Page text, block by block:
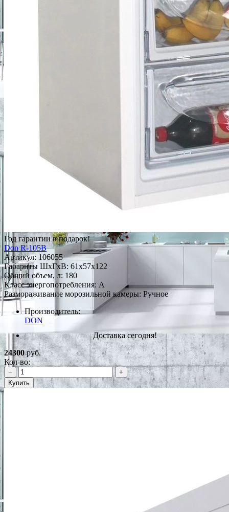
Год гарантии в подарок!
Don R-105B
Артикул: 106055
Габариты ШxГxВ: 61x57x122
Общий объем, л: 180
Класс энергопотребления: A
Размораживание морозильной камеры: Ручное
Производитель:
DON
Доставка сегодня!
24300руб.
Кол-во:
−
+
Купить